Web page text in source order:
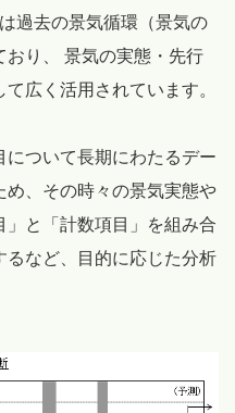
過去の景気循環（景気の
おり、 景気の実態・先行
広く活用されています。
について長期にわたるデー
め、その時々の景気実態や
と「計数項目」を組み合
るなど、目的に応じた分析